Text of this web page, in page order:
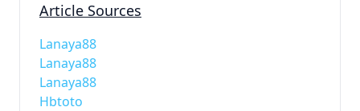
Article Sources
Lanaya88
Lanaya88
Lanaya88
Hbtoto